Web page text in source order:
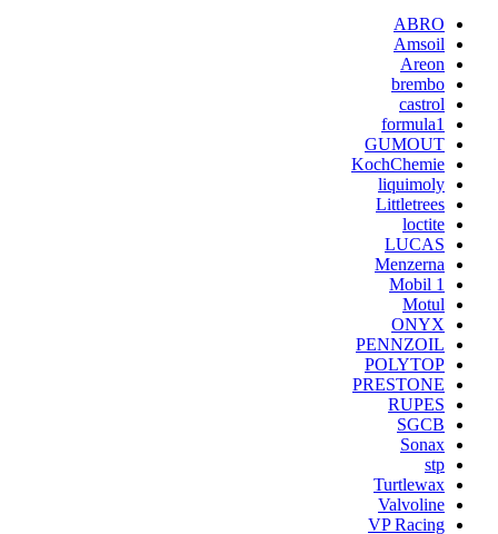
ABRO
Amsoil
Areon
brembo
castrol
formula1
GUMOUT
KochChemie
liquimoly
Littletrees
loctite
LUCAS
Menzerna
Mobil 1
Motul
ONYX
PENNZOIL
POLYTOP
PRESTONE
RUPES
SGCB
Sonax
stp
Turtlewax
Valvoline
VP Racing